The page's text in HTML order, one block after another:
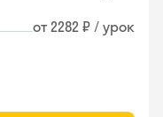
от 2282 ₽ / урок